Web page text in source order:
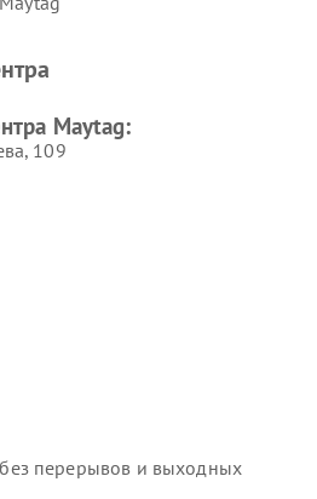
Maytag:
109
перерывов и выходных